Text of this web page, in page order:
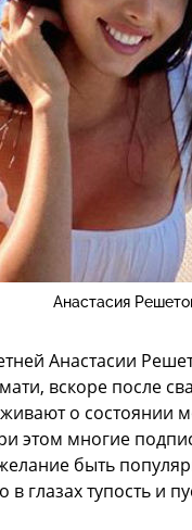
Анастасия
Анастасии
вскоре после
о состоянии
этом многие
быть
глазах тупость и